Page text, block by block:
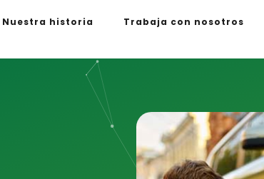
Nuestra historia Trabaja con nosotros